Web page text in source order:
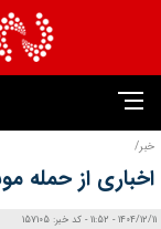
خبر/
اخباری از حمله
1404/12/11 - 11:52 - کد خبر: 157105